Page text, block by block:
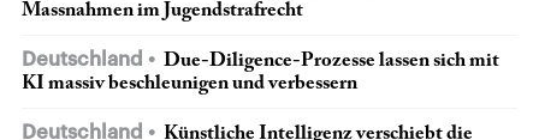
Massnahmen im Jugendstrafrecht
Deutschland
Due-Diligence-Prozesse lassen sich mit
KI massiv beschleunigen und verbessern
Deutschland
Künstliche Intelligenz verschiebt die